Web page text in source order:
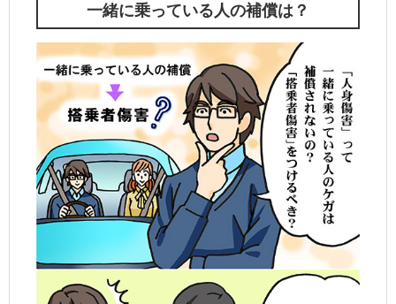
一緒に乗っている人の補償は？